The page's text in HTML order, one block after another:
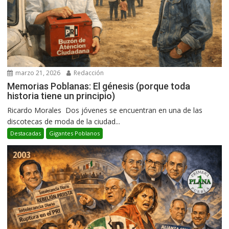
marzo 21, 2026 Redacción
Memorias Poblanas: El génesis (porque toda
historia tiene un principio)
Ricardo Morales Dos jóvenes se encuentran en una de las
discotecas de moda de la ciudad...
Destacadas Gigantes Poblanos